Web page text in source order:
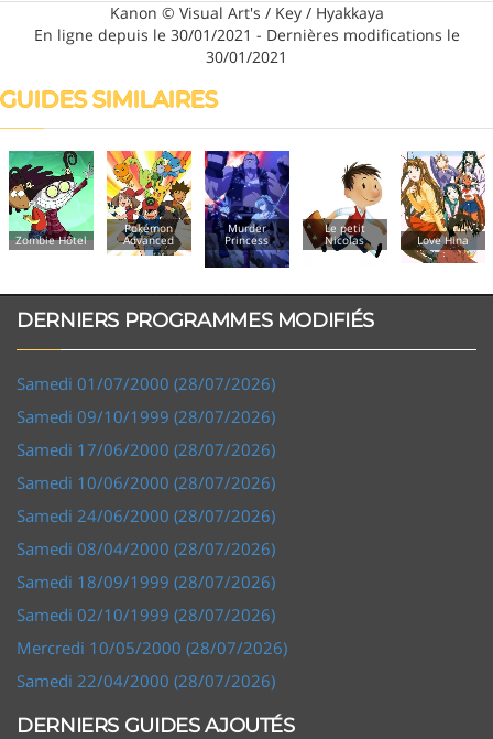
Kanon © Visual Art's / Key / Hyakkaya
En ligne depuis le 30/01/2021 - Dernières modifications le
30/01/2021
GUIDES SIMILAIRES
Pokémon
Advanced
Murder
Princess
Le petit
Nicolas Love Hina
Magical
Dorémi
DERNIERS PROGRAMMES MODIFIÉS
Samedi 01/07/2000 (28/07/2026)
Samedi 09/10/1999 (28/07/2026)
Samedi 17/06/2000 (28/07/2026)
Samedi 10/06/2000 (28/07/2026)
Samedi 24/06/2000 (28/07/2026)
Samedi 08/04/2000 (28/07/2026)
Samedi 18/09/1999 (28/07/2026)
Samedi 02/10/1999 (28/07/2026)
Mercredi 10/05/2000 (28/07/2026)
Samedi 22/04/2000 (28/07/2026)
DERNIERS GUIDES AJOUTÉS